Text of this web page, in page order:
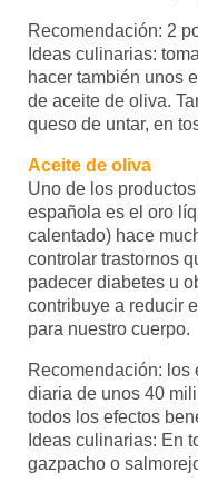
Recomendación: 2
Ideas culinarias:
hacer también unos
de aceite de oliva.
queso de untar, en
Aceite de oliva
Uno de los
española es el oro
calentado) hace
controlar trastornos
padecer diabetes u
contribuye a reducir
para nuestro cuerpo.
Recomendación: los
diaria de unos 40
todos los efectos
Ideas culinarias: En
gazpacho o